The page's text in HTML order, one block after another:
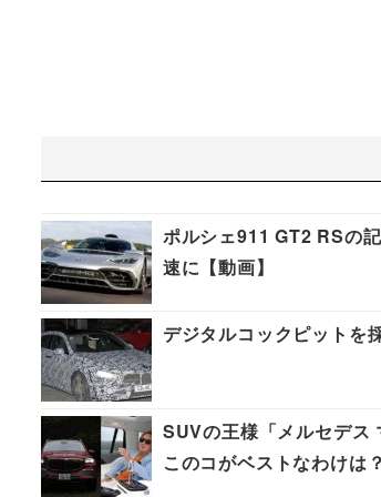
ポルシェ911 GT2 RSの
速に【動画】
デジタルコックピットを
SUVの王様「メルセデス
このコがベストなわけは？